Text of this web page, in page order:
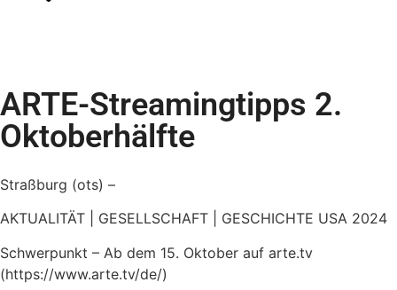
ARTE-Streamingtipps 2.
Oktoberhälfte
Straßburg (ots) –
AKTUALITÄT | GESELLSCHAFT | GESCHICHTE USA 2024
Schwerpunkt – Ab dem 15. Oktober auf arte.tv
(https://www.arte.tv/de/)